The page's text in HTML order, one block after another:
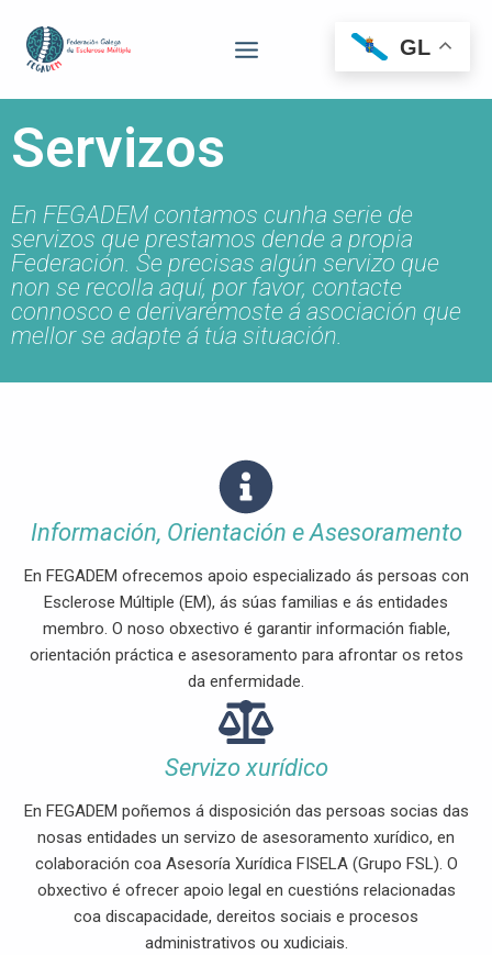
Servizos
En FEGADEM contamos cunha serie de
servizos que prestamos dende a propia
Federación. Se precisas algún servizo que
non se recolla aquí, por favor, contacte
connosco e derivarémoste á asociación que
mellor se adapte á túa situación.
Información, Orientación e Asesoramento
En FEGADEM ofrecemos apoio especializado ás persoas con
Esclerose Múltiple (EM), ás súas familias e ás entidades
membro. O noso obxectivo é garantir información fiable,
orientación práctica e asesoramento para afrontar os retos
da enfermidade.
Servizo xurídico
En FEGADEM poñemos á disposición das persoas socias das
nosas entidades un servizo de asesoramento xurídico, en
colaboración coa Asesoría Xurídica FISELA (Grupo FSL). O
obxectivo é ofrecer apoio legal en cuestións relacionadas
coa discapacidade, dereitos sociais e procesos
administrativos ou xudiciais.
GL